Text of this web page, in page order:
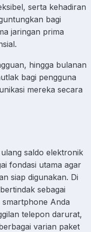
serta kehadiran
bagi
jaringan prima
hingga bulanan
bagi pengguna
mereka secara
saldo elektronik
fondasi utama agar
siap digunakan. Di
sebagai
Anda
telepon darurat,
varian paket